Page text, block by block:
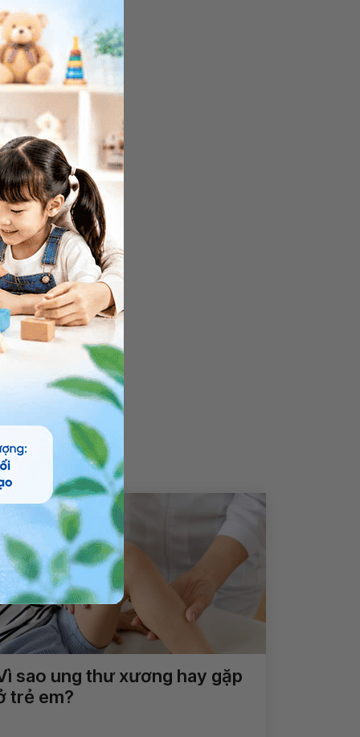
sao ung thư xương hay gặp
trẻ em?